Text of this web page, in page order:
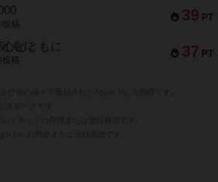
39 PT
投稿
37 PT
とともに
稿